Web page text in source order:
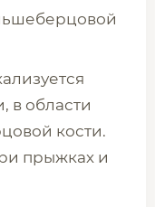
в области
кости.
прыжках и